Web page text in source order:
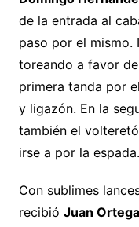
de la entrada al
paso por el mismo.
toreando a favor
primera tanda por
y ligazón. En la
también el
irse a por la espada.
Con sublimes
recibió Juan Ortega